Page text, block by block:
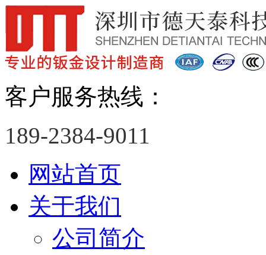
客户服务热线：
189-2384-9011
网站首页
关于我们
公司简介